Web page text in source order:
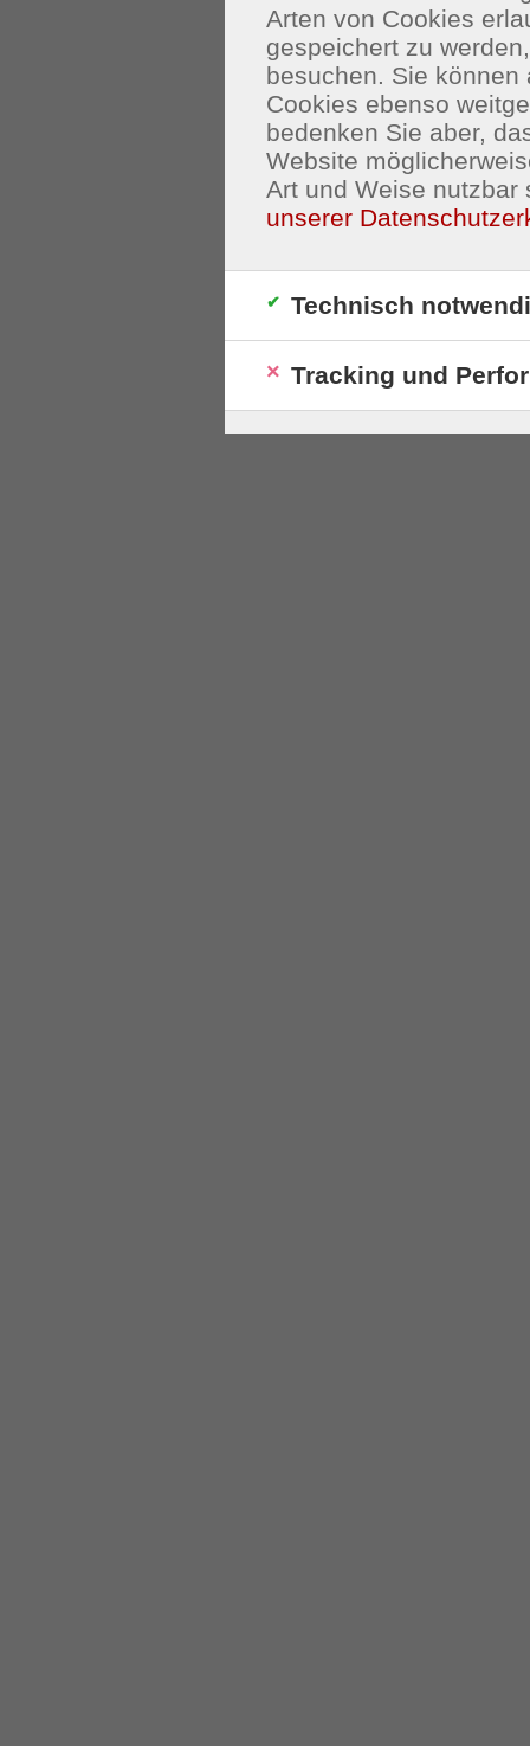
Arten von Cookies
gespeichert zu
besuchen. Sie
Cookies ebenso
bedenken Sie aber,
Website
Art und Weise nutzbar
unserer
Technisch
Tracking und